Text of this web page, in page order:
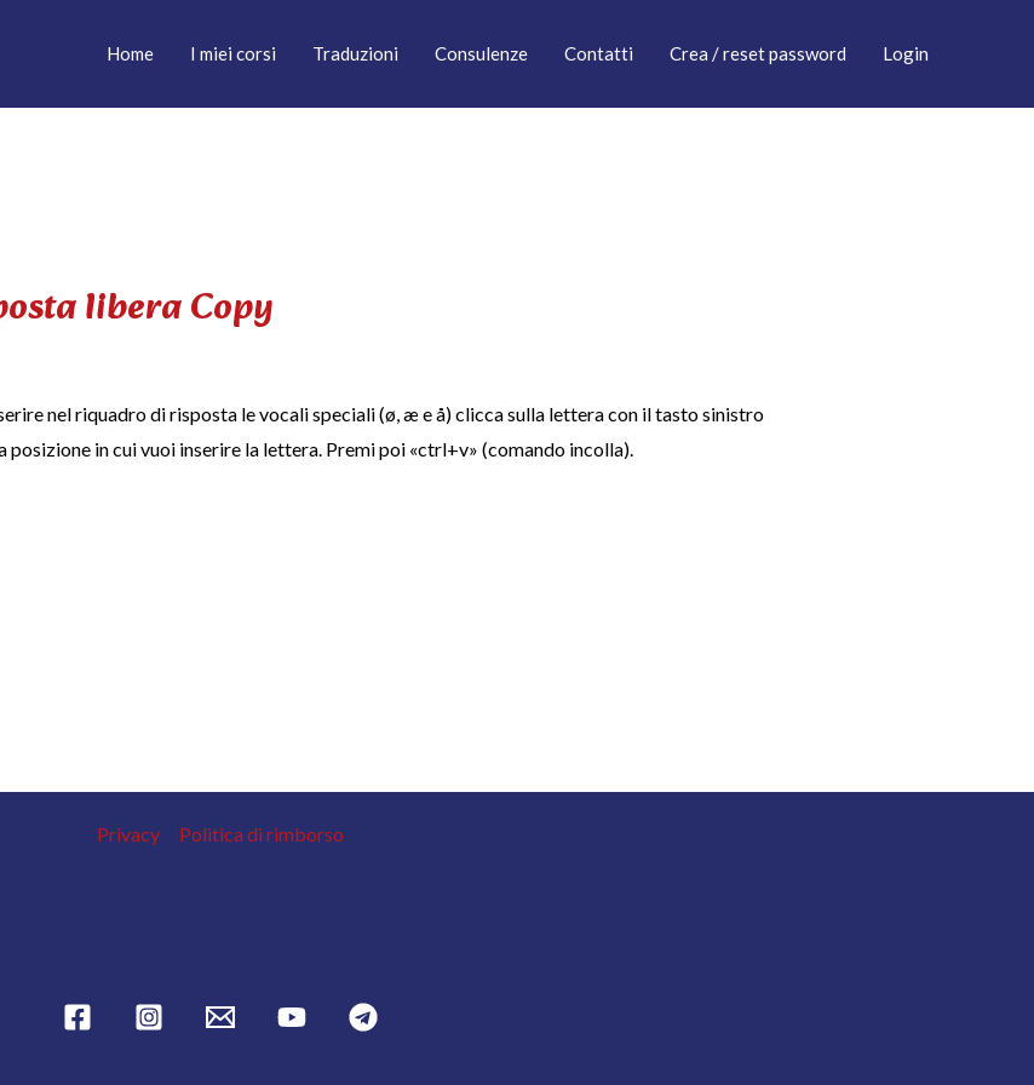
Home I miei corsi Traduzioni Consulenze Contatti Crea / reset password Login
libera Copy
nel riquadro di risposta le vocali speciali (ø, æ e å) clicca sulla lettera con il tasto sinistro
posizione in cui vuoi inserire la lettera. Premi poi «ctrl+v» (comando incolla).
Privacy Politica di rimborso